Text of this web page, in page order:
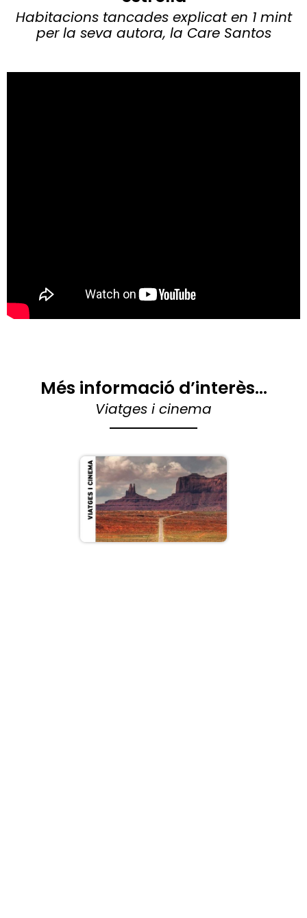
Habitacions tancades explicat en 1 mint
per la seva autora, la Care Santos
Més informació d’interès...
Viatges i cinema